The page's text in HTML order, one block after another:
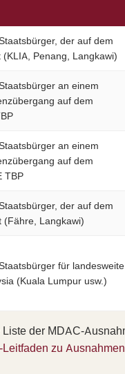
der auf dem
Penang, Langkawi)
an einem
auf dem
an einem
auf dem
TBP
der auf dem
(Fähre, Langkawi)
für landesweite
(Kuala Lumpur usw.)
der MDAC-
zu